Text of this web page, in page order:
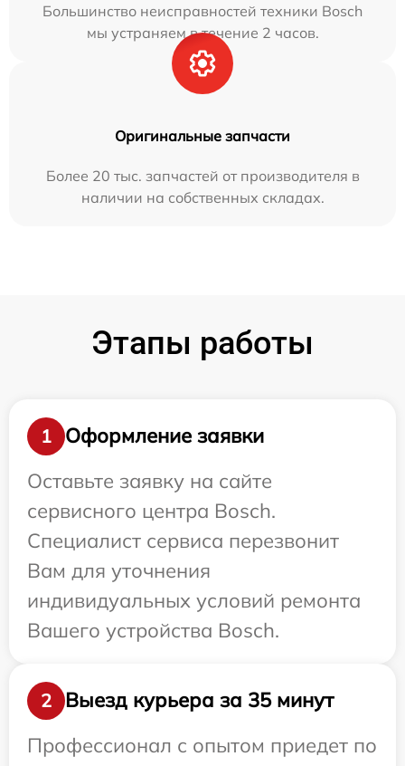
Большинство неисправностей техники Bosch
мы устраняем в течение 2 часов.
Оригинальные запчасти
Более 20 тыс. запчастей от производителя в
наличии на собственных складах.
Этапы работы
1
Оформление заявки
Оставьте заявку на сайте
сервисного центра Bosch.
Специалист сервиса перезвонит
Вам для уточнения
индивидуальных условий ремонта
Вашего устройства Bosch.
2
Выезд курьера за 35 минут
Профессионал с опытом приедет по